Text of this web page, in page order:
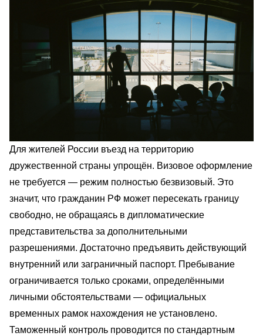
Для жителей России въезд на территорию
дружественной страны упрощён. Визовое оформление
не требуется — режим полностью безвизовый. Это
значит, что гражданин РФ может пересекать границу
свободно, не обращаясь в дипломатические
представительства за дополнительными
разрешениями. Достаточно предъявить действующий
внутренний или заграничный паспорт. Пребывание
ограничивается только сроками, определёнными
личными обстоятельствами — официальных
временных рамок нахождения не установлено.
Таможенный контроль проводится по стандартным